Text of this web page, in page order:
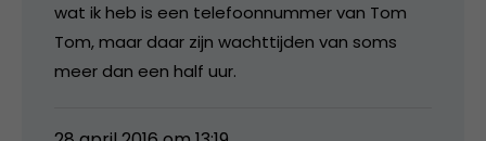
wat ik heb is een telefoonnummer van Tom
Tom, maar daar zijn wachttijden van soms
meer dan een half uur.